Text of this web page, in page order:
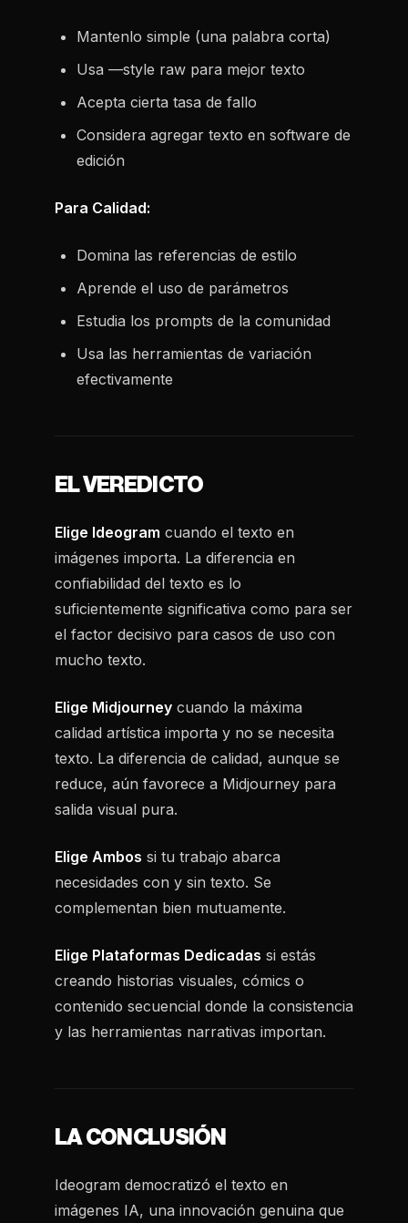
Mantenlo simple (una palabra corta)
Usa —style raw para mejor texto
Acepta cierta tasa de fallo
Considera agregar texto en software de
edición
Para Calidad:
Domina las referencias de estilo
Aprende el uso de parámetros
Estudia los prompts de la comunidad
Usa las herramientas de variación
efectivamente
EL VEREDICTO
Elige Ideogram cuando el texto en
imágenes importa. La diferencia en
confiabilidad del texto es lo
suficientemente significativa como para ser
el factor decisivo para casos de uso con
mucho texto.
Elige Midjourney cuando la máxima
calidad artística importa y no se necesita
texto. La diferencia de calidad, aunque se
reduce, aún favorece a Midjourney para
salida visual pura.
Elige Ambos si tu trabajo abarca
necesidades con y sin texto. Se
complementan bien mutuamente.
Elige Plataformas Dedicadas si estás
creando historias visuales, cómics o
contenido secuencial donde la consistencia
y las herramientas narrativas importan.
LA CONCLUSIÓN
Ideogram democratizó el texto en
imágenes IA, una innovación genuina que